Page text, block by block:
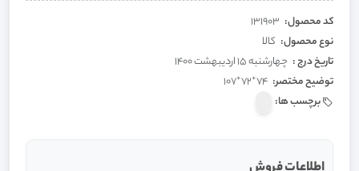
کد محصول: 131903
نوع محصول: کالا
تاریخ درج : چهارشنبه 15 اردیبهشت 1400
توضیح مختصر: 74*72*107
برچسب ها: